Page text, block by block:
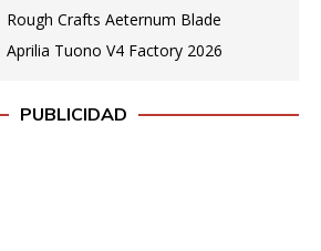
PUBLICIDAD